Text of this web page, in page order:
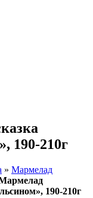
190-210г
» Мармелад
190-210г